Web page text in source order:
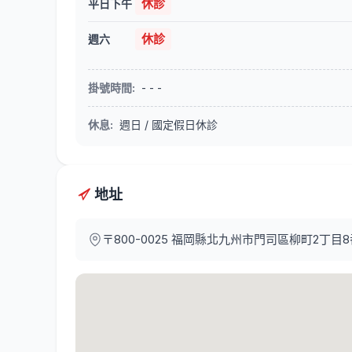
平日下午 休診
週六 休診
掛號時間: - - -
休息: 週日 / 國定假日休診
地址
〒800-0025 福岡縣北九州市門司區柳町2丁目